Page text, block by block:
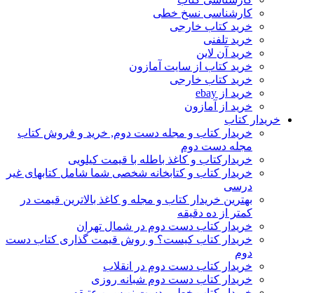
کارشناسی نسخ خطی
خرید کتاب خارجی
خرید تلفنی
خرید آن لاین
خرید کتاب از سایت آمازون
خرید کتاب خارجی
خرید از ebay
خرید از آمازون
خریدار کتاب
خریدار کتاب و مجله دست دوم, خرید و فروش کتاب
مجله دست دوم
خریدارکتاب و کاغذ باطله با قیمت کیلویی
خریدار کتاب و کتابخانه شخصی شما شامل کتابهای غیر
درسی
بهترین خریدار کتاب و مجله و کاغذ بالاترین قیمت در
کمتر از ده دقیقه
خریدار کتاب دست دوم در شمال تهران
خریدار کتاب کیست؟ و روش قیمت گذاری کتاب دست
دوم
خریدار کتاب دست دوم در انقلاب
خریدار کتاب دست دوم شبانه روزی